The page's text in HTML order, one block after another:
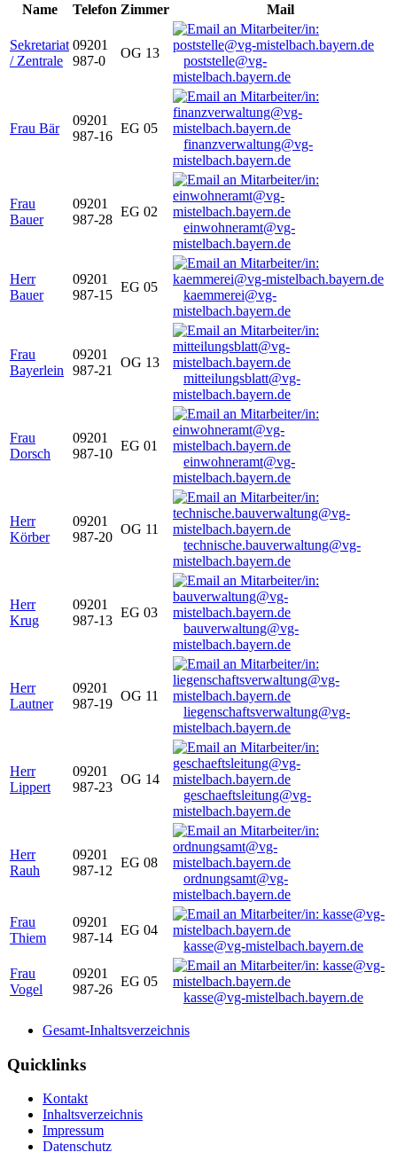
Name
Telefon Zimmer Mail
Sekretariat
/ Zentrale
09201
987-0
OG 13
poststelle@vg-
mistelbach.bayern.de
Frau Bär
09201
987-16
EG 05
finanzverwaltung@vg-
mistelbach.bayern.de
Frau
Bauer
09201
987-28
EG 02
einwohneramt@vg-
mistelbach.bayern.de
Herr
Bauer
09201
987-15
EG 05
kaemmerei@vg-
mistelbach.bayern.de
Frau
Bayerlein
09201
987-21
OG 13
mitteilungsblatt@vg-
mistelbach.bayern.de
Frau
Dorsch
09201
987-10
EG 01
einwohneramt@vg-
mistelbach.bayern.de
Herr
Körber
09201
987-20
OG 11
technische.bauverwaltung@vg-
mistelbach.bayern.de
Herr
Krug
09201
987-13
EG 03
bauverwaltung@vg-
mistelbach.bayern.de
Herr
Lautner
09201
987-19
OG 11
liegenschaftsverwaltung@vg-
mistelbach.bayern.de
Herr
Lippert
09201
987-23
OG 14
geschaeftsleitung@vg-
mistelbach.bayern.de
Herr
Rauh
09201
987-12
EG 08
ordnungsamt@vg-
mistelbach.bayern.de
Frau
Thiem
09201
987-14
EG 04
kasse@vg-mistelbach.bayern.de
Frau
Vogel
09201
987-26
EG 05
kasse@vg-mistelbach.bayern.de
Gesamt-Inhaltsverzeichnis
Quicklinks
Kontakt
Inhaltsverzeichnis
Impressum
Datenschutz